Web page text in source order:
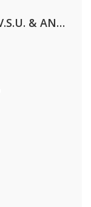
Lustrum U.V.S.V/N.V.V.S.U. & ANNO ONS & Jopke van Dobbenburgh & Roeland Beelen